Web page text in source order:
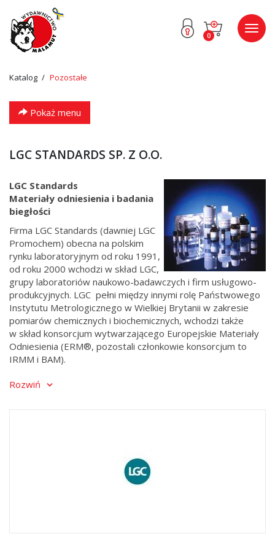
Przejdź
do menu
głównego
Przejdź
do
menu
stopce
0
menu
Katalog Pozostałe
Pokaż menu
LGC STANDARDS SP. Z O.O.
LGC Standards
Materiały odniesienia i badania
biegłości
Firma LGC Standards (dawniej LGC
Promochem) obecna na polskim
rynku laboratoryjnym od roku 1991,
od roku 2000 wchodzi w skład LGC,
grupy laboratoriów naukowo-badawczych i firm usługowo-
produkcyjnych. LGC pełni między innymi rolę Państwowego
Instytutu Metrologicznego w Wielkiej Brytanii w zakresie
pomiarów chemicznych i biochemicznych, wchodzi także
w skład konsorcjum wytwarzającego Europejskie Materiały
Odniesienia (ERM®, pozostali członkowie konsorcjum to
IRMM i BAM).
Dzięki ścisłemu powiązaniu z jednym z najważniejszych
badania biegłości laboratoriów, ale także organizatorem
seminariów i spotkań poświęconych tej tematyce. Szeroka
sieć naszych biur, znajdujących się w wielu krajach
Rozwiń